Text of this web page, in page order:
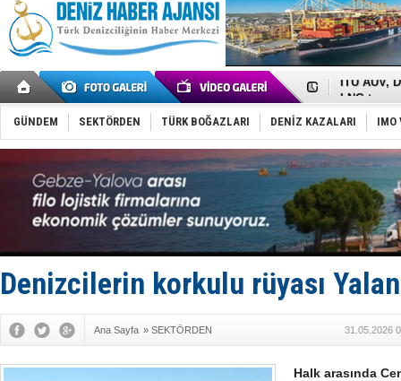
Anadolu
Derince,
Tüpraş,
LNG
PROYAD,
Türkiye-
Türk
Deniz
DÖDER,
Fairline,
Baltık
Runit
Limana
Türk
GÜNDEM SEKTÖRDEN TÜRK BOĞAZLARI DENİZ KAZALARI IMO
Denizcilerin korkulu rüyası
Ana Sayfa » SEKTÖRDEN 31.05.2026
Halk arasında